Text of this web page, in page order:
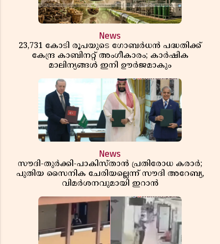
News
23,731 കോടി രൂപയുടെ ഗോബർധൻ പദ്ധതിക്ക്
കേന്ദ്ര കാബിനറ്റ് അംഗീകാരം; കാർഷിക
മാലിന്യങ്ങൾ ഇനി ഊർജമാകും
News
സൗദി-തുർക്കി-പാകിസ്താൻ പ്രതിരോധ കരാർ;
പുതിയ സൈനിക ചേരിയല്ലെന്ന് സൗദി അറേബ്യ,
വിമർശനവുമായി ഇറാൻ